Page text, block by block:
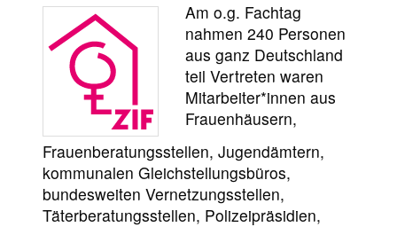
Am o.g. Fachtag
nahmen 240 Personen
aus ganz Deutschland
teil Vertreten waren
Mitarbeiter*innen aus
Frauenhäusern,
Frauenberatungsstellen, Jugendämtern,
kommunalen Gleichstellungsbüros,
bundesweiten Vernetzungsstellen,
Täterberatungsstellen, Polizeipräsidien,